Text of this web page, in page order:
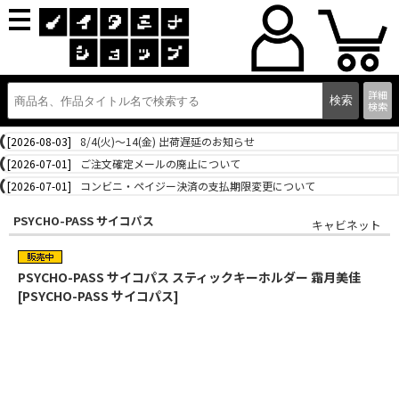
詳細
検索
[2026-08-03]
8/4(火)～14(金) 出荷遅延のお知らせ
[2026-07-01]
ご注文確定メールの廃止について
[2026-07-01]
コンビニ・ペイジー決済の支払期限変更について
PSYCHO-PASS サイコパス キャビネット
PSYCHO-PASS サイコパス スティックキーホルダー 霜月美佳
[PSYCHO-PASS サイコパス]